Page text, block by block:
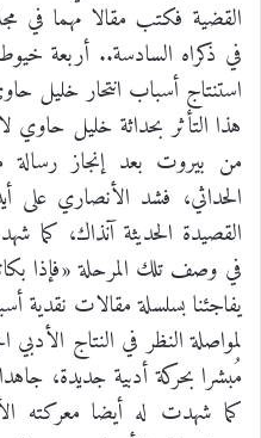
القضية فكتب مقالا مهما في
في ذكراه السادسة.. أربعة
استنتاج أسباب انتحار خليل
هذا التأثر بحداثة خليل
من بيروت بعد إنجاز
الحداثي، فشد الأنصاري على
القصيدة الحديثة آنذاك، كما
في وصف تلك المرحلة «فإذا
يفاجئنا بسلسلة مقالات نقدية
لمواصلة النظر في النتاج
مُبشرا بحركة أدبية جديدة،
كما شهدت له أيضا معركته